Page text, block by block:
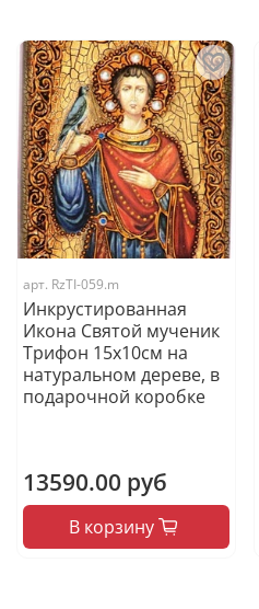
арт. RzTI-059.m
Инкрустированная
Икона Святой мученик
Трифон 15х10см на
натуральном дереве, в
подарочной коробке
13590.00 руб
В корзину